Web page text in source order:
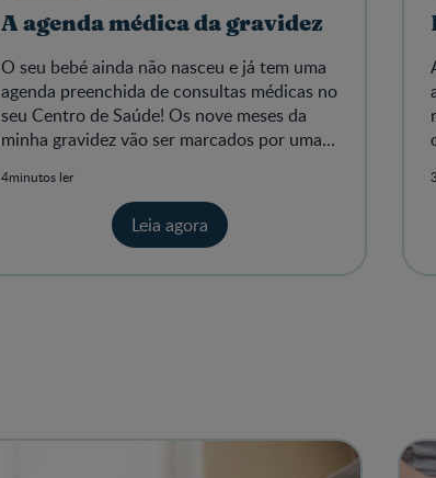
A agenda médica da gravidez
O seu bebé ainda não nasceu e já tem uma
agenda preenchida de consultas médicas no
seu Centro de Saúde! Os nove meses da
minha gravidez vão ser marcados por uma
4minutos ler
Leia agora